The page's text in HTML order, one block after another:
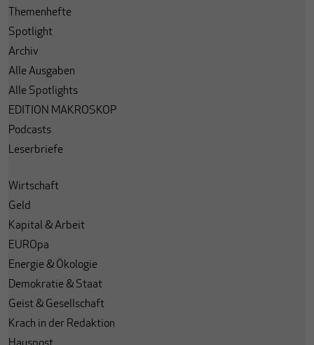
Themenhefte
Spotlight
Archiv
Alle Ausgaben
Alle Spotlights
EDITION MAKROSKOP
Podcasts
Leserbriefe
Wirtschaft
Geld
Kapital & Arbeit
EUROpa
Energie & Ökologie
Demokratie & Staat
Geist & Gesellschaft
Krach in der Redaktion